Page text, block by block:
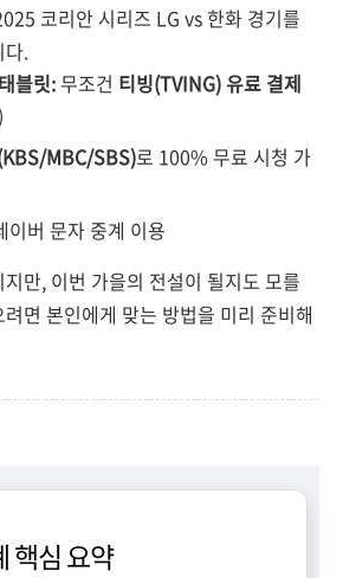
코리안 시리즈 LG vs 한화 경기를
다.
블릿:무조건 티빙(TVING) 유료 결제
MBC/SBS)로 100% 무료 시청 가
이버 문자 중계 이용
만, 이번 가을의 전설이 될지도 모를
면 본인에게 맞는 방법을 미리 준비해
핵심 요약